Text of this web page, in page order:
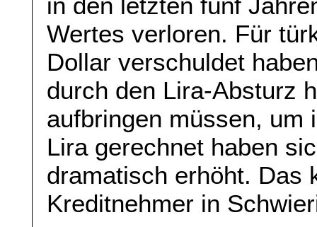
Wertes verloren. Für
Dollar verschuldet
durch den Lira-Absturz
aufbringen müssen, um
Lira gerechnet haben
dramatisch erhöht. Das
Kreditnehmer in